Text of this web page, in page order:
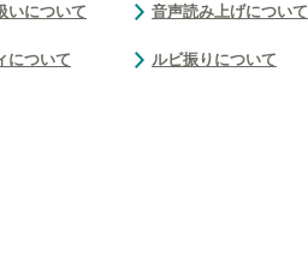
いについて
について
音声読み上げについて
ルビ振りについて